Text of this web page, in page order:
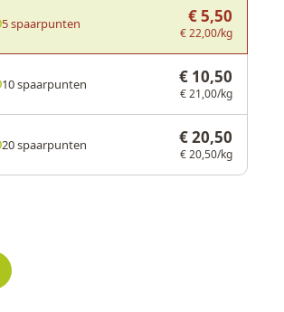
5 spaarpunten € 5,50
€ 22,00/kg
10 spaarpunten € 10,50
€ 21,00/kg
20 spaarpunten € 20,50
€ 20,50/kg